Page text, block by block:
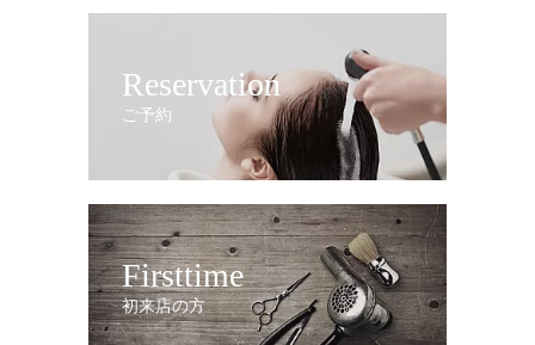
Reservation
ご予約
Firsttime
初来店の方